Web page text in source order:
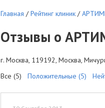
Главная / Рейтинг клиник /
Отзывы о
г. Москва, 119192, Москва,
Все (5) Положительные (5)